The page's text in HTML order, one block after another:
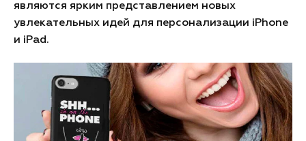
являются ярким представлением новых
увлекательных идей для персонализации iPhone
и iPad.